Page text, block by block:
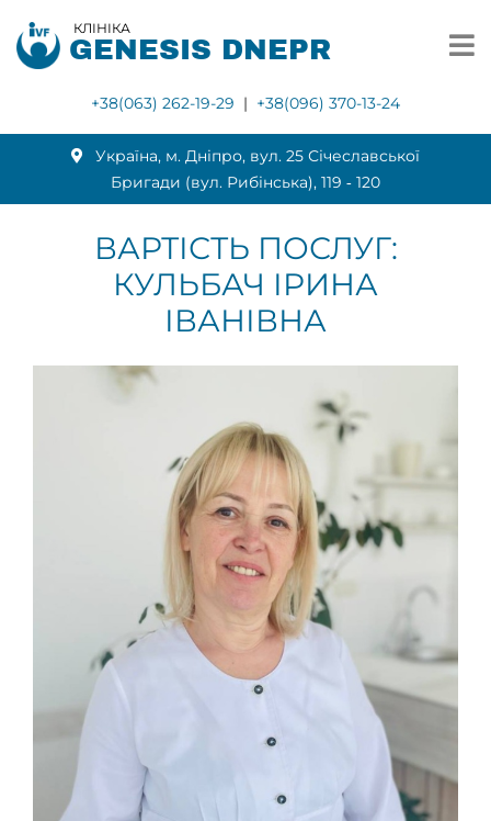
КЛІНІКА
GENESIS DNEPR
+38(063) 262-19-29 | +38(096) 370-13-24
Українa, м. Дніпро, вул. 25 Січеславської
Бригади (вул. Рибінська), 119 ‑ 120
ВАРТІСТЬ ПОСЛУГ:
КУЛЬБАЧ ІРИНА
ІВАНІВНА